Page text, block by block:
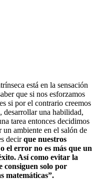
está en la sensación
que si nos esforzamos
si por el contrario creemos
desarrollar una habilidad,
tarea entonces decidimos
un ambiente en el salón de
decirque nuestros
el error no es más que un
Así como evitar la
consiguen solo por
matemáticas”.